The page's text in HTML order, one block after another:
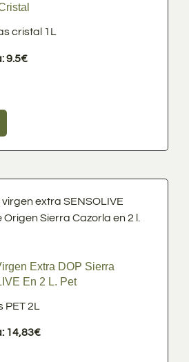
cristal 1L
9.5€
Extra DOP Sierra
En 2 L. Pet
PET 2L
14,83€